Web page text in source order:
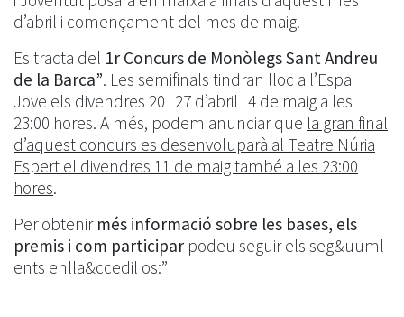
d’abril i començament del mes de maig.
Es tracta del 1r Concurs de Monòlegs Sant Andreu
de la Barca”. Les semifinals tindran lloc a l’Espai
Jove els divendres 20 i 27 d’abril i 4 de maig a les
23:00 hores. A més, podem anunciar que la gran final
d’aquest concurs es desenvoluparà al Teatre Núria
Espert el divendres 11 de maig també a les 23:00
hores.
Per obtenir més informació sobre les bases, els
premis i com participar podeu seguir els seg&uuml
ents enlla&ccedil os:”